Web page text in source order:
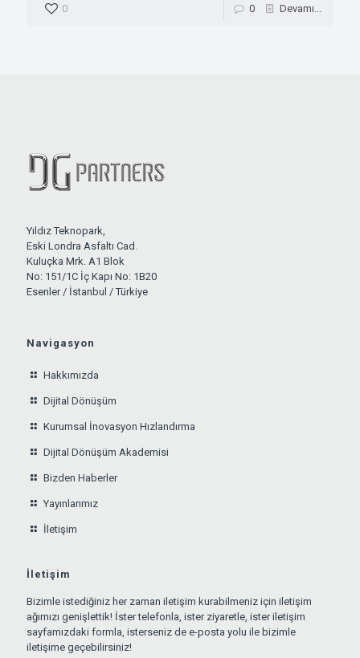
0 0 Devamı...
Yıldız Teknopark,
Eski Londra Asfaltı Cad.
Kuluçka Mrk. A1 Blok
No: 151/1C İç Kapı No: 1B20
Esenler / İstanbul / Türkiye
Navigasyon
Hakkımızda
Dijital Dönüşüm
Kurumsal İnovasyon Hızlandırma
Dijital Dönüşüm Akademisi
Bizden Haberler
Yayınlarımız
İletişim
İletişim
Bizimle istediğiniz her zaman iletişim kurabilmeniz için iletişim
ağımızı genişlettik! İster telefonla, ister ziyaretle, ister iletişim
sayfamızdaki formla, isterseniz de e-posta yolu ile bizimle
iletişime geçebilirsiniz!